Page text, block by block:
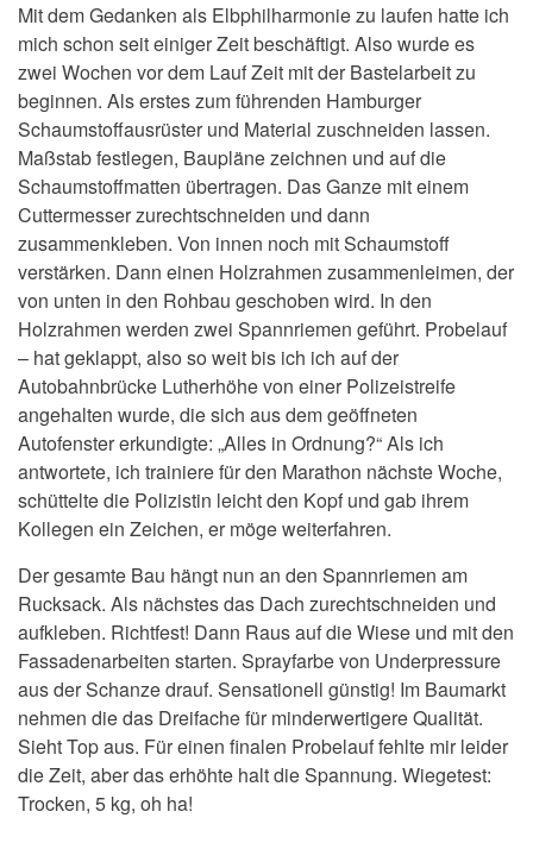
Mit dem Gedanken als Elbphilharmonie zu laufen hatte ich
mich schon seit einiger Zeit beschäftigt. Also wurde es
zwei Wochen vor dem Lauf Zeit mit der Bastelarbeit zu
beginnen. Als erstes zum führenden Hamburger
Schaumstoffausrüster und Material zuschneiden lassen.
Maßstab festlegen, Baupläne zeichnen und auf die
Schaumstoffmatten übertragen. Das Ganze mit einem
Cuttermesser zurechtschneiden und dann
zusammenkleben. Von innen noch mit Schaumstoff
verstärken. Dann einen Holzrahmen zusammenleimen, der
von unten in den Rohbau geschoben wird. In den
Holzrahmen werden zwei Spannriemen geführt. Probelauf
– hat geklappt, also so weit bis ich ich auf der
Autobahnbrücke Lutherhöhe von einer Polizeistreife
angehalten wurde, die sich aus dem geöffneten
Autofenster erkundigte: „Alles in Ordnung?“ Als ich
antwortete, ich trainiere für den Marathon nächste Woche,
schüttelte die Polizistin leicht den Kopf und gab ihrem
Kollegen ein Zeichen, er möge weiterfahren.
Der gesamte Bau hängt nun an den Spannriemen am
Rucksack. Als nächstes das Dach zurechtschneiden und
aufkleben. Richtfest! Dann Raus auf die Wiese und mit den
Fassadenarbeiten starten. Sprayfarbe von Underpressure
aus der Schanze drauf. Sensationell günstig! Im Baumarkt
nehmen die das Dreifache für minderwertigere Qualität.
Sieht Top aus. Für einen finalen Probelauf fehlte mir leider
die Zeit, aber das erhöhte halt die Spannung. Wiegetest:
Trocken, 5 kg, oh ha!